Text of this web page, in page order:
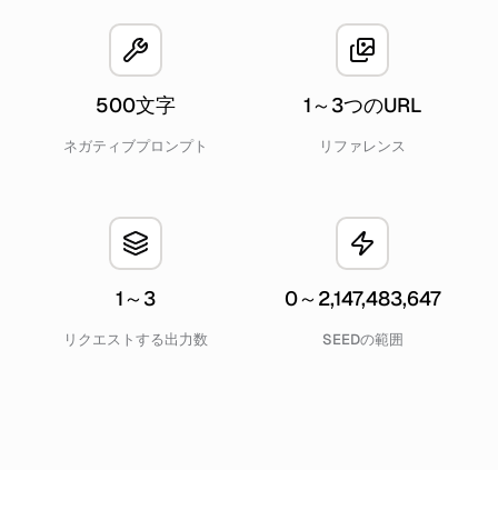
500文字
ネガティブプロンプト
1～3つのURL
リファレンス
1～3
リクエストする出力数
0～2,147,483,647
SEEDの範囲